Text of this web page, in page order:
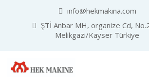
info@hekmakina.com
ŞTİ Anbar MH, organize Cd,
Melikgazi/Kayser Türkiye